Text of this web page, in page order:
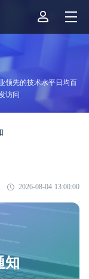
领先的技术水平日均百
访问
2026-08-04 13:00:00
知